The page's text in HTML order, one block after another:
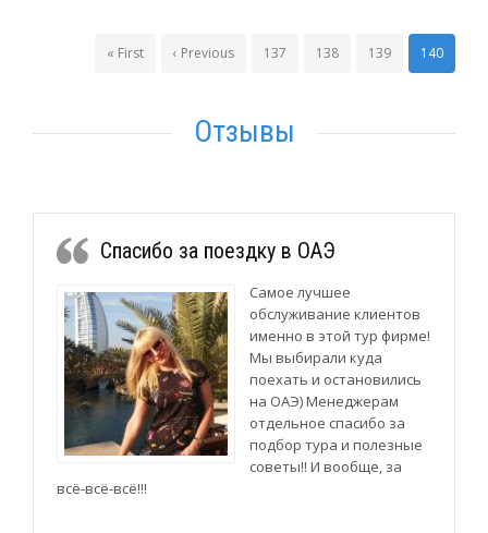
« First ‹ Previous 137 138 139 140
Отзывы
Спасибо за поездку в ОАЭ
Самое лучшее
обслуживание клиентов
именно в этой тур фирме!
Мы выбирали куда
поехать и остановились
на ОАЭ) Менеджерам
отдельное спасибо за
подбор тура и полезные
советы!! И вообще, за
всё-всё-всё!!!